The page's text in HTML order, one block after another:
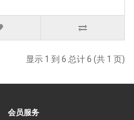
显示 1 到 6 总计 6 (共 1 页)
会员服务